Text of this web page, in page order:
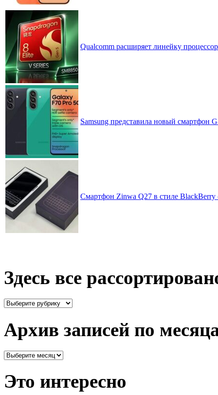
Qualcomm расширяет линейку
Samsung представила новый смартфон
Смартфон Zinwa Q27 в стиле BlackBerry
Здесь все
Здесь
Архив записей по
Архив
месяцам
Это интересно